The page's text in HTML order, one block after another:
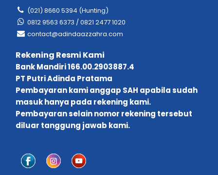
(021) 8660 5394 (Hunting)
0812 9563 6373 / 0821 2477 1020
contact@adindaazzahra.com
Rekening Resmi Kami
Bank Mandiri 166.00.2903887.4
PT Putri Adinda Pratama
Pembayaran kami anggap SAH apabila sudah
masuk hanya pada rekening kami.
Pembayaran selain nomor rekening tersebut
diluar tanggung jawab kami.